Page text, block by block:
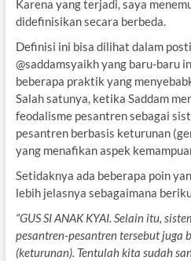
Karena yang terjadi, saya
didefinisikan secara berbeda.
Definisi ini bisa dilihat dalam
@saddamsyaikh yang baru-baru
beberapa praktik yang
Salah satunya, ketika Saddam
feodalisme pesantren sebagai
pesantren berbasis keturunan
yang menafikan aspek
Setidaknya ada beberapa poin
lebih jelasnya sebagaimana
“GUS SI ANAK KYAI. Selain itu,
pesantren-pesantren tersebut juga
(keturunan). Tentulah kita sudah